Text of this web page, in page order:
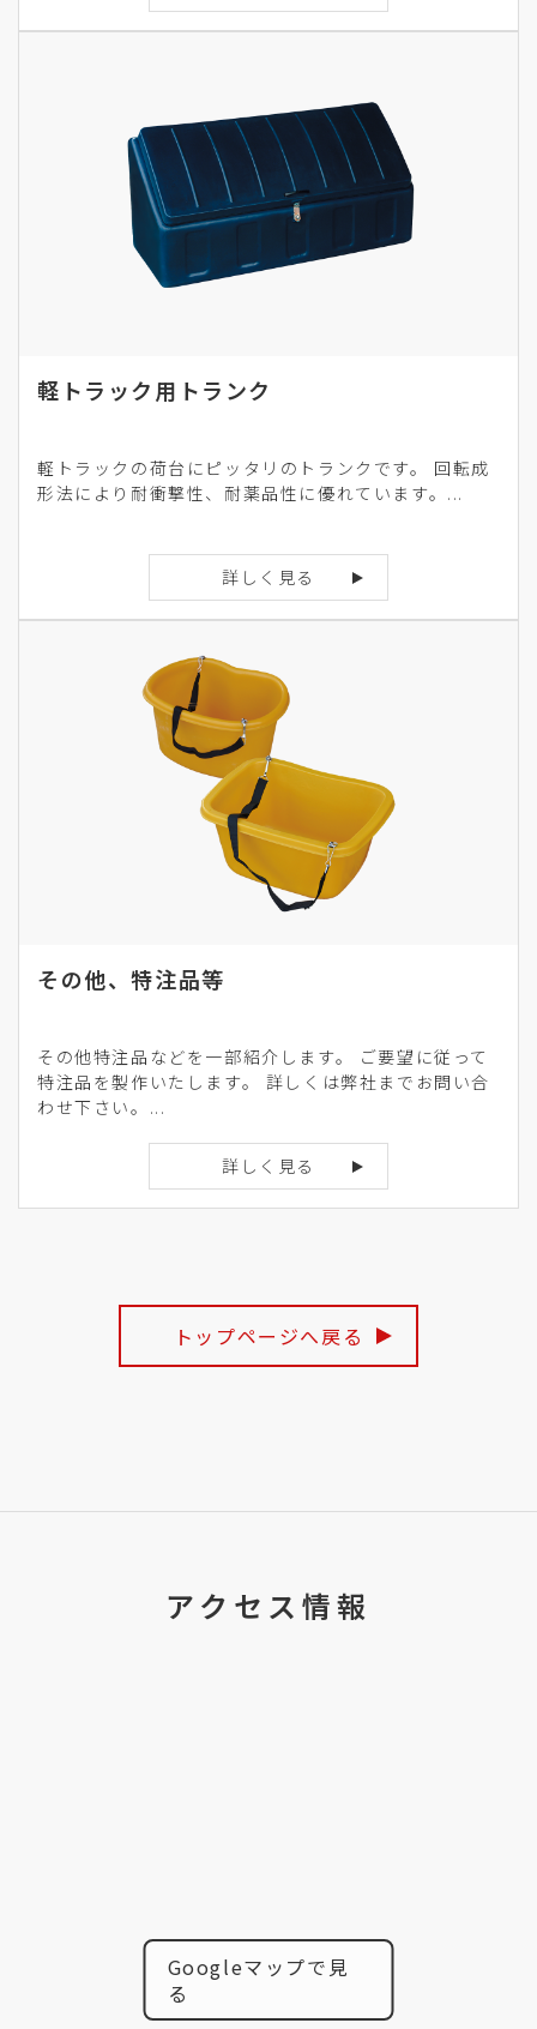
軽トラック用トランク
軽トラックの荷台にピッタリのトランクです。 回転成
形法により耐衝撃性、耐薬品性に優れています。...
詳しく見る
その他、特注品等
その他特注品などを一部紹介します。 ご要望に従って
特注品を製作いたします。 詳しくは弊社までお問い合
わせ下さい。...
詳しく見る
トップページへ戻る
アクセス情報
Googleマップで見
る